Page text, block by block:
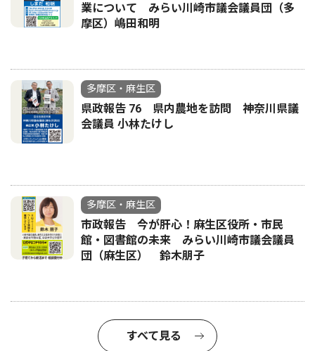
業について みらい川崎市議会議員団（多
摩区）嶋田和明
多摩区・麻生区
県政報告 76 県内農地を訪問 神奈川県議
会議員 小林たけし
多摩区・麻生区
市政報告 今が肝心！麻生区役所・市民
館・図書館の未来 みらい川崎市議会議員
団（麻生区） 鈴木朋子
すべて見る